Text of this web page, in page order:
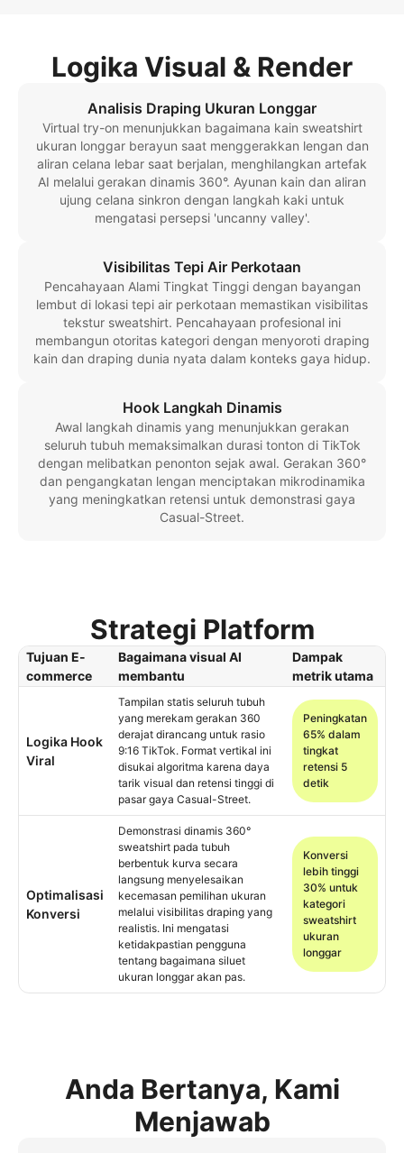
Logika Visual & Render
Analisis Draping Ukuran Longgar
Virtual try-on menunjukkan bagaimana kain sweatshirt
ukuran longgar berayun saat menggerakkan lengan dan
aliran celana lebar saat berjalan, menghilangkan artefak
AI melalui gerakan dinamis 360°. Ayunan kain dan aliran
ujung celana sinkron dengan langkah kaki untuk
mengatasi persepsi 'uncanny valley'.
Visibilitas Tepi Air Perkotaan
Pencahayaan Alami Tingkat Tinggi dengan bayangan
lembut di lokasi tepi air perkotaan memastikan visibilitas
tekstur sweatshirt. Pencahayaan profesional ini
membangun otoritas kategori dengan menyoroti draping
kain dan draping dunia nyata dalam konteks gaya hidup.
Hook Langkah Dinamis
Awal langkah dinamis yang menunjukkan gerakan
seluruh tubuh memaksimalkan durasi tonton di TikTok
dengan melibatkan penonton sejak awal. Gerakan 360°
dan pengangkatan lengan menciptakan mikrodinamika
yang meningkatkan retensi untuk demonstrasi gaya
Casual-Street.
Strategi Platform
Tujuan E-
commerce
Bagaimana visual AI
membantu
Dampak
metrik utama
Logika Hook
Viral
Tampilan statis seluruh tubuh
yang merekam gerakan 360
derajat dirancang untuk rasio
9:16 TikTok. Format vertikal ini
disukai algoritma karena daya
tarik visual dan retensi tinggi di
pasar gaya Casual-Street.
Peningkatan
65% dalam
tingkat
retensi 5
detik
Optimalisasi
Konversi
Demonstrasi dinamis 360°
sweatshirt pada tubuh
berbentuk kurva secara
langsung menyelesaikan
kecemasan pemilihan ukuran
melalui visibilitas draping yang
realistis. Ini mengatasi
ketidakpastian pengguna
tentang bagaimana siluet
ukuran longgar akan pas.
Konversi
lebih tinggi
30% untuk
kategori
sweatshirt
ukuran
longgar
Anda Bertanya, Kami
Menjawab